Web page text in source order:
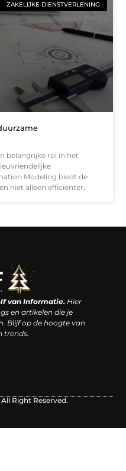
ZAKELIJKE DIENSTVERLENING
belangrijke rol in het
Modeling biedt de
niet alleen efficiënter,
van Informatie.Hier
en artikelen die je
Blijf op de hoogte van
trends.
All Right Reserved.